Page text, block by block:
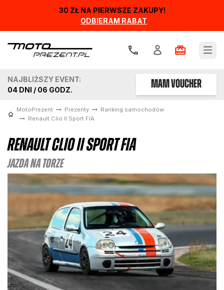
30 ZŁ NA PIERWSZE ZAKUPY!
ODBIERAM RABAT
NAJBLIŻSZY EVENT:
04 DNI / 06 GODZ. MAM VOUCHER
MotoPrezent Prezenty
Ranking samochodów
Renault Clio II Sport FIA
Renault Clio II Sport FIA
Jazda na Torze